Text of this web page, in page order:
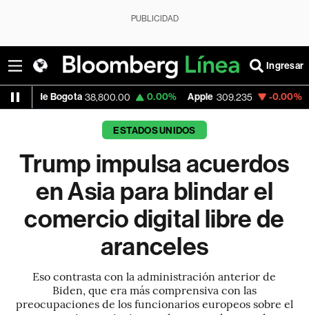
PUBLICIDAD
Ingresar
38,800.00 0.00% Apple 309.235 -0.00% USD COP
ESTADOS UNIDOS
Trump impulsa acuerdos
en Asia para blindar el
comercio digital libre de
aranceles
Eso contrasta con la administración anterior de
Biden, que era más comprensiva con las
preocupaciones de los funcionarios europeos sobre el